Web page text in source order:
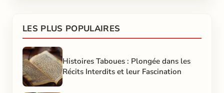
LES PLUS POPULAIRES
Histoires Taboues : Plongée dans les
Récits Interdits et leur Fascination